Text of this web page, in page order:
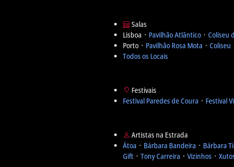
Salas
Lisboa ᛫ Pavilhão Atlântico ᛫ Coliseu
Porto ᛫ Pavilhão Rosa Mota ᛫ Coliseu
Todos os Locais
Festivais
Festival Paredes de Coura ᛫ Festival
Artistas na Estrada
Átoa ᛫ Bárbara Bandeira ᛫ Bárbara
Gift ᛫ Tony Carreira ᛫ Vizinhos ᛫